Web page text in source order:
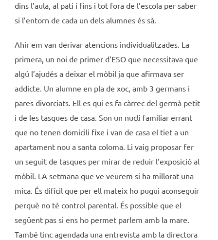
dins l’aula, al pati i fins i tot fora de l’escola per saber
si l’entorn de cada un dels alumnes és sà.
Ahir em van derivar atencions individualitzades. La
primera, un noi de primer d’ESO que necessitava que
algú l’ajudés a deixar el mòbil ja que afirmava ser
addicte. Un alumne en pla de xoc, amb 3 germans i
pares divorciats. Ell es qui es fa càrrec del germà petit
i de les tasques de casa. Son un nucli familiar errant
que no tenen domicili fixe i van de casa el tiet a un
apartament nou a santa coloma. Li vaig proposar fer
un seguit de tasques per mirar de reduir l’exposició al
mòbil. LA setmana que ve veurem si ha millorat una
mica. És difícil que per ell mateix ho pugui aconseguir
perquè no té control parental. És possible que el
següent pas si ens ho permet parlem amb la mare.
També tinc agendada una entrevista amb la directora